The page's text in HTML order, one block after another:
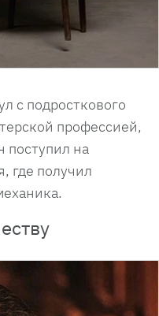
с подросткового
профессией,
поступил на
где получил